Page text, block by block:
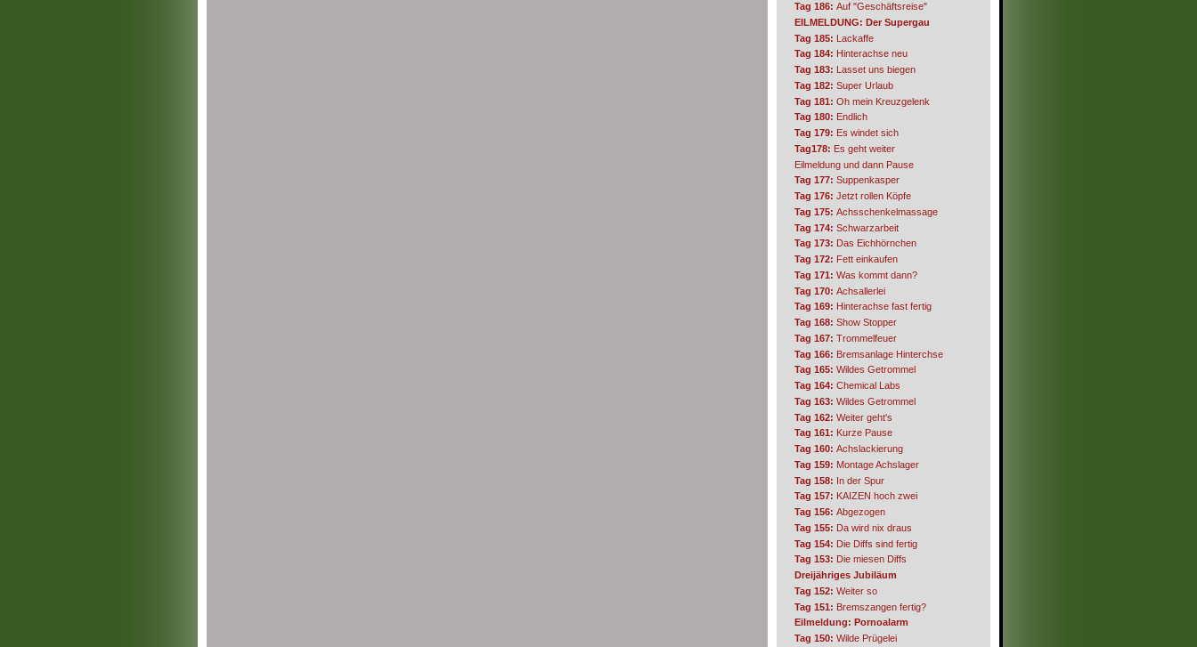
Tag 186: Auf "Geschäftsreise"
EILMELDUNG: Der Supergau
Tag 185: Lackaffe
Tag 184: Hinterachse neu
Tag 183: Lasset uns biegen
Tag 182: Super Urlaub
Tag 181: Oh mein Kreuzgelenk
Tag 180: Endlich
Tag 179: Es windet sich
Tag178: Es geht weiter
Eilmeldung und dann Pause
Tag 177: Suppenkasper
Tag 176: Jetzt rollen Köpfe
Tag 175: Achsschenkelmassage
Tag 174: Schwarzarbeit
Tag 173: Das Eichhörnchen
Tag 172: Fett einkaufen
Tag 171: Was kommt dann?
Tag 170: Achsallerlei
Tag 169: Hinterachse fast fertig
Tag 168: Show Stopper
Tag 167: Trommelfeuer
Tag 166: Bremsanlage Hinterchse
Tag 165: Wildes Getrommel
Tag 164: Chemical Labs
Tag 163: Wildes Getrommel
Tag 162: Weiter geht's
Tag 161: Kurze Pause
Tag 160: Achslackierung
Tag 159: Montage Achslager
Tag 158: In der Spur
Tag 157: KAIZEN hoch zwei
Tag 156: Abgezogen
Tag 155: Da wird nix draus
Tag 154: Die Diffs sind fertig
Tag 153: Die miesen Diffs
Dreijähriges Jubiläum
Tag 152: Weiter so
Tag 151: Bremszangen fertig?
Eilmeldung: Pornoalarm
Tag 150: Wilde Prügelei